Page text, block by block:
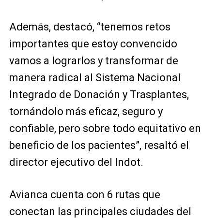
Además, destacó, “tenemos retos
importantes que estoy convencido
vamos a lograrlos y transformar de
manera radical al Sistema Nacional
Integrado de Donación y Trasplantes,
tornándolo más eficaz, seguro y
confiable, pero sobre todo equitativo en
beneficio de los pacientes”, resaltó el
director ejecutivo del Indot.
Avianca cuenta con 6 rutas que
conectan las principales ciudades del